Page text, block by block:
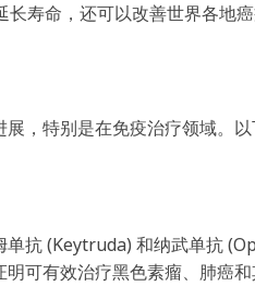
寿命，还可以改善世界各地癌
，特别是在免疫治疗领域。
单抗 (Keytruda) 和纳武单抗
可有效治疗黑色素瘤、肺癌和